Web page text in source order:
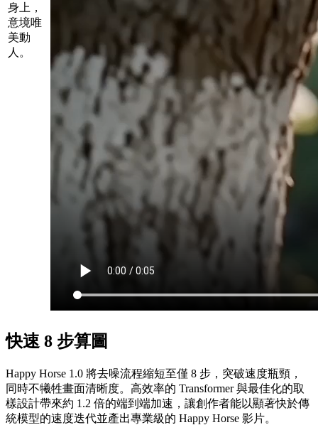
身上，
意境唯
美動
人。
快速 8 步算圖
Happy Horse 1.0 將去噪流程縮短至僅 8 步，突破速度瓶頸，
同時不犧牲畫面清晰度。高效率的 Transformer 與最佳化的取
樣設計帶來約 1.2 倍的端到端加速，讓創作者能以顯著快於傳
統模型的速度迭代並產出專業級的 Happy Horse 影片。